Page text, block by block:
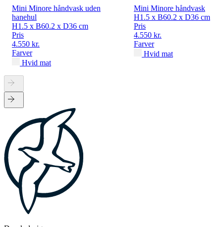
Mini Minore håndvask uden
hanehul
H1.5 x B60.2 x D36 cm
Pris
4.550 kr.
Farver
Hvid mat
Mini Minore håndvask
H1.5 x B60.2 x D36 cm
Pris
4.550 kr.
Farver
Hvid mat